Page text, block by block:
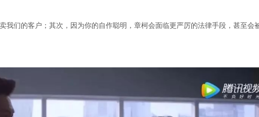
我们的客户；其次，因为你的自作聪明，章柯会面临更严厉的法律手段，甚至会